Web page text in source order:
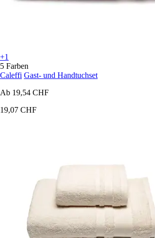
+1
5 Farben
Caleffi Gast- und Handtuchset
Ab 19,54 CHF
19,07 CHF